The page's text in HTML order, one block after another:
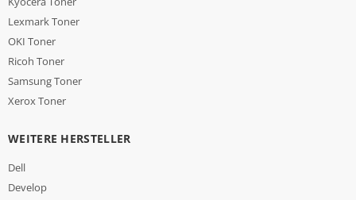
Lexmark Toner
OKI Toner
Ricoh Toner
Samsung Toner
Xerox Toner
WEITERE HERSTELLER
Dell
Develop